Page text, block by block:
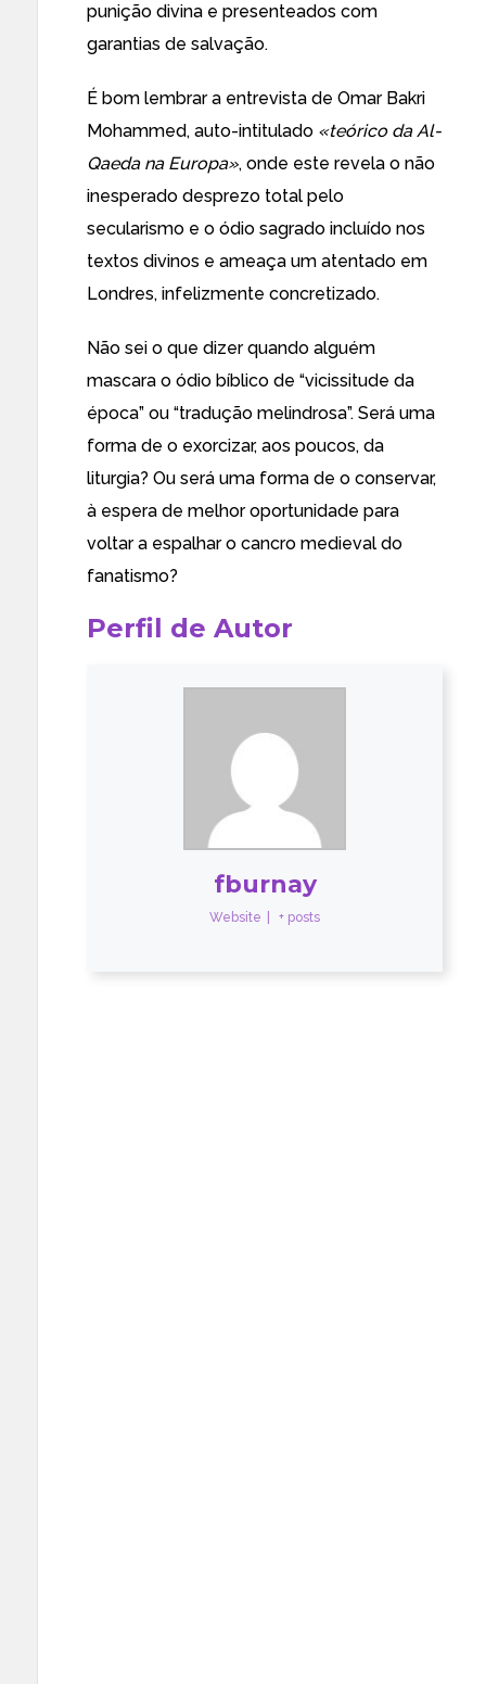
punição divina e presenteados com
garantias de salvação.
É bom lembrar a entrevista de Omar Bakri
Mohammed, auto-intitulado «teórico da Al-
Qaeda na Europa», onde este revela o não
inesperado desprezo total pelo
secularismo e o ódio sagrado incluído nos
textos divinos e ameaça um atentado em
Londres, infelizmente concretizado.
Não sei o que dizer quando alguém
mascara o ódio bíblico de “vicissitude da
época” ou “tradução melindrosa”. Será uma
forma de o exorcizar, aos poucos, da
liturgia? Ou será uma forma de o conservar,
à espera de melhor oportunidade para
voltar a espalhar o cancro medieval do
fanatismo?
Perfil de Autor
fburnay
Website + posts